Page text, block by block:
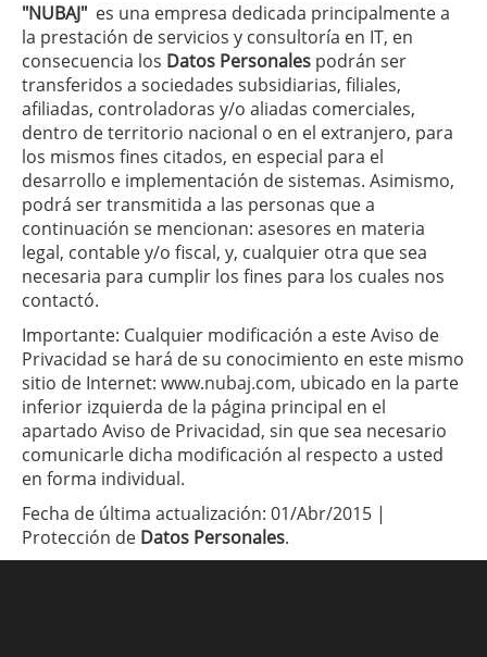
"NUBAJ" es una empresa dedicada principalmente a
la prestación de servicios y consultoría en IT, en
consecuencia los Datos Personales podrán ser
transferidos a sociedades subsidiarias, filiales,
afiliadas, controladoras y/o aliadas comerciales,
dentro de territorio nacional o en el extranjero, para
los mismos fines citados, en especial para el
desarrollo e implementación de sistemas. Asimismo,
podrá ser transmitida a las personas que a
continuación se mencionan: asesores en materia
legal, contable y/o fiscal, y, cualquier otra que sea
necesaria para cumplir los fines para los cuales nos
contactó.
Importante: Cualquier modificación a este Aviso de
Privacidad se hará de su conocimiento en este mismo
sitio de Internet: www.nubaj.com, ubicado en la parte
inferior izquierda de la página principal en el
apartado Aviso de Privacidad, sin que sea necesario
comunicarle dicha modificación al respecto a usted
en forma individual.
Fecha de última actualización: 01/Abr/2015 |
Protección de Datos Personales.